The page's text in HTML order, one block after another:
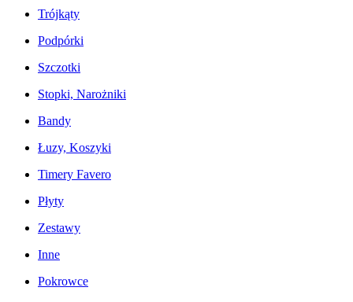
Trójkąty
Podpórki
Szczotki
Stopki, Narożniki
Bandy
Łuzy, Koszyki
Timery Favero
Płyty
Zestawy
Inne
Pokrowce